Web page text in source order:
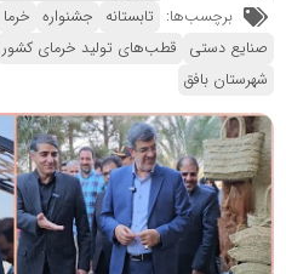
برچسب‌ها: تابستانه جشنواره خرما
صنایع دستی قطب‌های تولید خرمای کشور
شهرستان بافق